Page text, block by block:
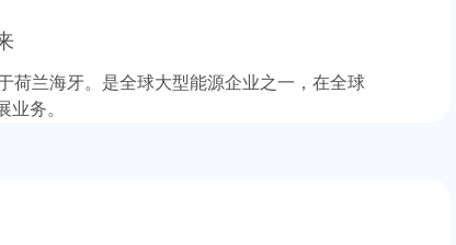
荷兰海牙。是全球大型能源企业之一，在全球
业务。